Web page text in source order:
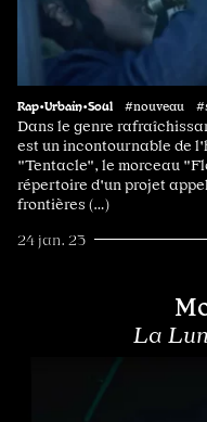
Rap•Urbain•Soul #nouveau
Dans le genre
est un incontournable de
"Tentacle", le morceau
répertoire d'un projet
frontières (…)
24 jan. 23
La